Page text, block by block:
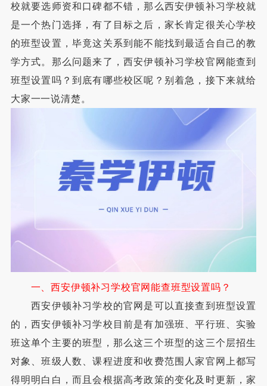
校就要选师资和口碑都不错，那么西安伊顿补习学校就
是一个热门选择，有了目标之后，家长肯定很关心学校
的班型设置，毕竟这关系到能不能找到最适合自己的教
学方式。那么问题来了，西安伊顿补习学校官网能查到
班型设置吗？到底有哪些校区呢？别着急，接下来就给
大家一一说清楚。
一、西安伊顿补习学校官网能查班型设置吗？
西安伊顿补习学校的官网是可以直接查到班型设置
的，西安伊顿补习学校目前是有加强班、平行班、实验
班这单个主要的班型，那么这三个班型的这三个层招生
对象、班级人数、课程进度和收费范围人家官网上都写
得明明白白，而且会根据高考政策的变化及时更新，家